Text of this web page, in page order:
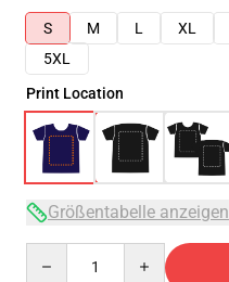
S
M L XL
5XL
Print Location
Größentabelle anzeigen